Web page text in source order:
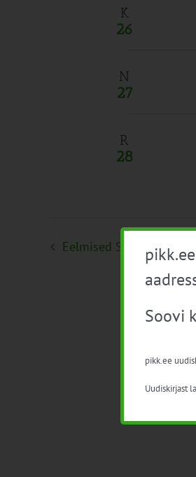
K
26
N
27
R
28
Eelmised Sündmused
Soovi
pikk.ee
Uudiskirjast